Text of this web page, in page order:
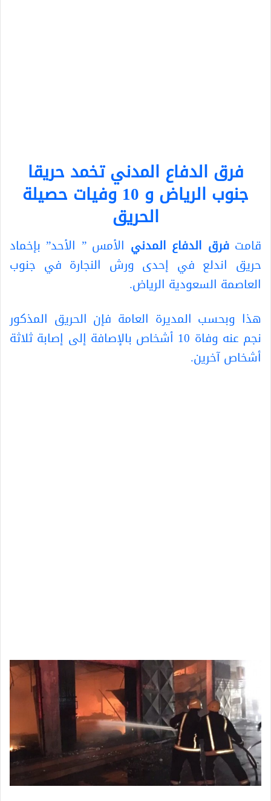
فرق الدفاع المدني تخمد حريقا
جنوب الرياض و 10 وفيات حصيلة
الحريق
قامتفرق الدفاع المدني الأمس ” الأحد” بإخماد
حريق اندلع في إحدى ورش النجارة في جنوب
العاصمة السعودية الرياض.
هذا وبحسب المديرة العامة فإن الحريق المذكور
نجم عنه وفاة 10 أشخاص بالإصافة إلى إصابة ثلاثة
أشخاص آخرين.